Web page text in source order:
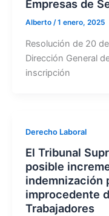
Empresas de
Alberto /1 enero, 2025
Resolución de 20
Dirección General
inscripción
Derecho Laboral
El Tribunal
posible
indemnización
improcedente
Trabajadores